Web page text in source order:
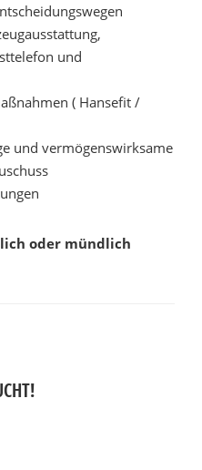
und
( Hansefit /
und vermögens­wirk­same
oder mündlich